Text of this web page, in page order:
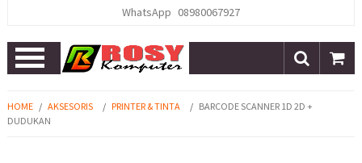
WhatsApp 08980067927
Open
Menu
HOME / AKSESORIS / PRINTER & TINTA / BARCODE SCANNER 1D 2D +
DUDUKAN